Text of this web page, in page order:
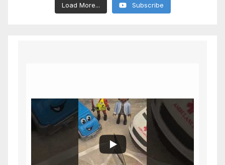
Load More... Subscribe